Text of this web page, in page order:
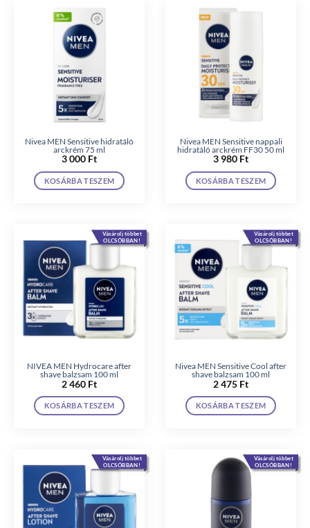
Nivea MEN Sensitive hidratáló
arckrém 75 ml
3 000 Ft
KOSÁRBA TESZEM
Nivea MEN Sensitive nappali
hidratáló arckrém FF30 50 ml
3 980 Ft
KOSÁRBA TESZEM
Vásárolj többet
OLCSÓBBAN!
NIVEA MEN Hydrocare after
shave balzsam 100 ml
2 460 Ft
KOSÁRBA TESZEM
Vásárolj többet
OLCSÓBBAN!
Nivea MEN Sensitive Cool after
shave balzsam 100 ml
2 475 Ft
KOSÁRBA TESZEM
Vásárolj többet
OLCSÓBBAN!
Vásárolj többet
OLCSÓBBAN!